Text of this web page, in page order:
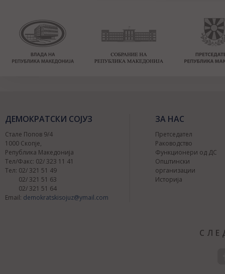
ДЕМОКРАТСКИ СОЈУЗ
Стале Попов 9/4
1000 Скопје,
Република Македонија
Тел/Факс: 02/ 323 11 41
Тел: 02/ 321 51 49
02/ 321 51 63
02/ 321 51 64
Email: demokratskisojuz@ymail.com
ЗА НАС
Претседател
Раководство
Функционери од ДС
Општински
организации
Историја